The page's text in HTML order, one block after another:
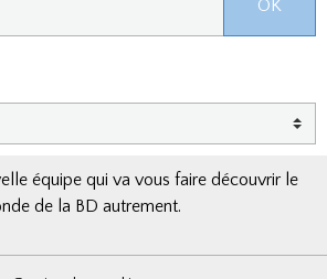
OK
équipe qui va vous faire découvrir le
de la BD autrement.